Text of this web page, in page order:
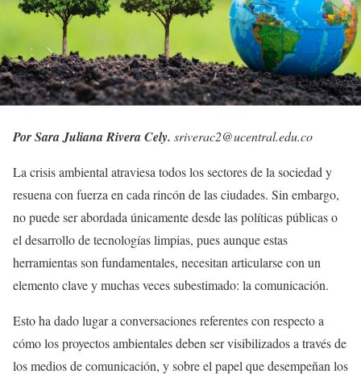
Por Sara Juliana Rivera Cely. sriverac2@ucentral.edu.co
La crisis ambiental atraviesa todos los sectores de la sociedad y
resuena con fuerza en cada rincón de las ciudades. Sin embargo,
no puede ser abordada únicamente desde las políticas públicas o
el desarrollo de tecnologías limpias, pues aunque estas
herramientas son fundamentales, necesitan articularse con un
elemento clave y muchas veces subestimado: la comunicación.
Esto ha dado lugar a conversaciones referentes con respecto a
cómo los proyectos ambientales deben ser visibilizados a través de
los medios de comunicación, y sobre el papel que desempeñan los